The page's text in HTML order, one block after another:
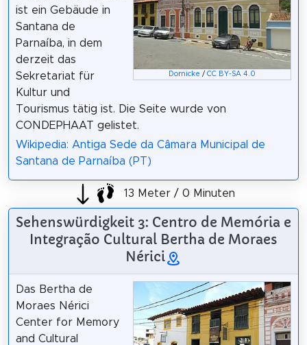
Dornicke /CC BY-SA 4.0
ist ein Gebäude in
Santana de
Parnaíba, in dem
derzeit das
Sekretariat für
Kultur und
Tourismus tätig ist. Die Seite wurde von
CONDEPHAAT gelistet.
Wikipedia: Antiga Sede da Câmara Municipal de
Santana de Parnaíba (PT)
13 Meter / 0 Minuten
Sehenswürdigkeit 3: Centro de Memória e
Integração Cultural Bertha de Moraes
Nérici
Das Bertha de
Moraes Nérici
Center for Memory
and Cultural